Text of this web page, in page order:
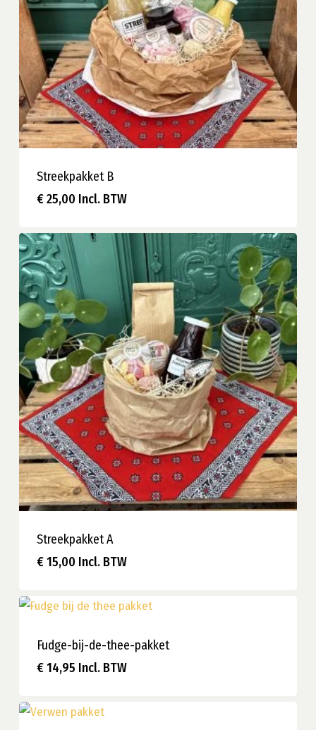
Streekpakket B
€25,00 Incl. BTW
€ 25,00 Incl. BTW
Streekpakket A
€15,00 Incl. BTW
€ 15,00 Incl. BTW
Fudge-bij-de-thee-pakket
€14,95 Incl. BTW
€ 14,95 Incl. BTW